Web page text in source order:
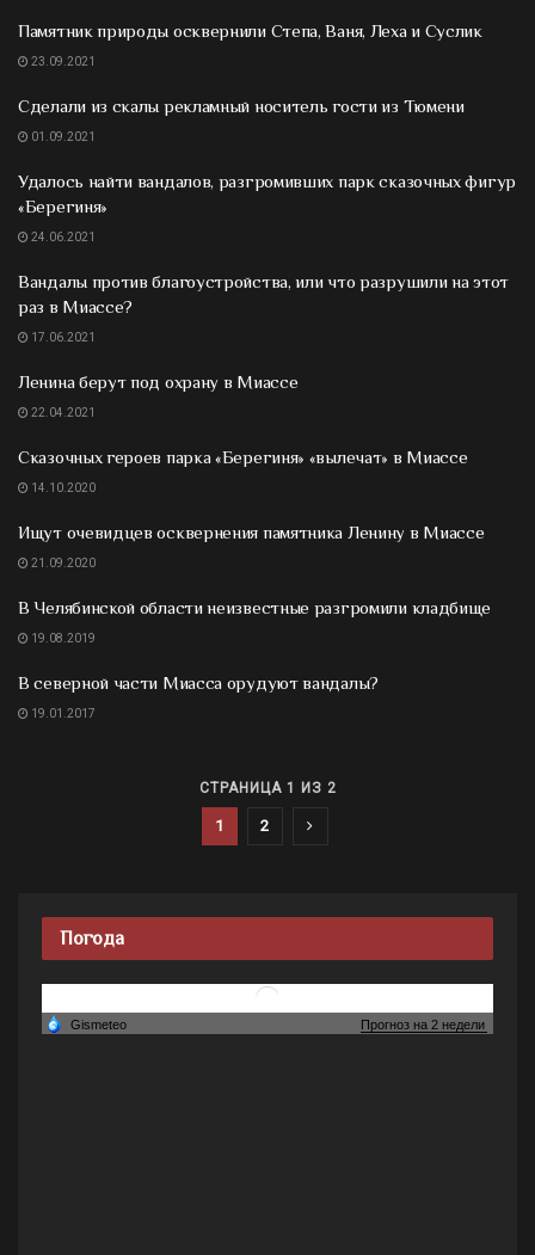
Памятник природы осквернили Степа, Ваня, Леха и Суслик
23.09.2021
Сделали из скалы рекламный носитель гости из Тюмени
01.09.2021
Удалось найти вандалов, разгромивших парк сказочных фигур
«Берегиня»
24.06.2021
Вандалы против благоустройства, или что разрушили на этот
раз в Миассе?
17.06.2021
Ленина берут под охрану в Миассе
22.04.2021
Сказочных героев парка «Берегиня» «вылечат» в Миассе
14.10.2020
Ищут очевидцев осквернения памятника Ленину в Миассе
21.09.2020
В Челябинской области неизвестные разгромили кладбище
19.08.2019
В северной части Миасса орудуют вандалы?
19.01.2017
СТРАНИЦА 1 ИЗ 2
1 2
Погода